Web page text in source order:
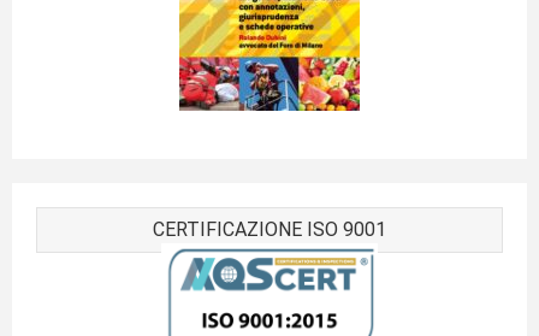
CERTIFICAZIONE ISO 9001